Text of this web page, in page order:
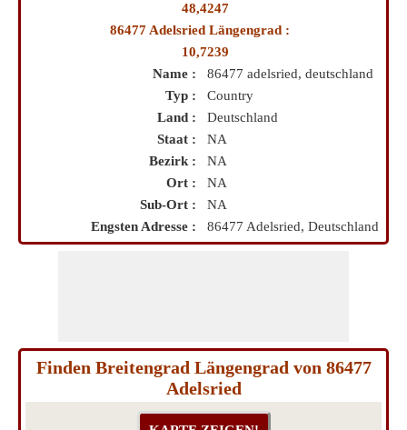
48,4247
86477 Adelsried Längengrad :
10,7239
Name :
86477 adelsried, deutschland
Typ :
Country
Land :
Deutschland
Staat :
NA
Bezirk :
NA
Ort :
NA
Sub-Ort :
NA
Engsten Adresse :
86477 Adelsried, Deutschland
Finden Breitengrad Längengrad von 86477
Adelsried